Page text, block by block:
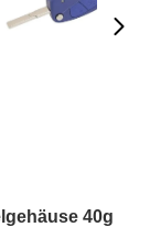
40g